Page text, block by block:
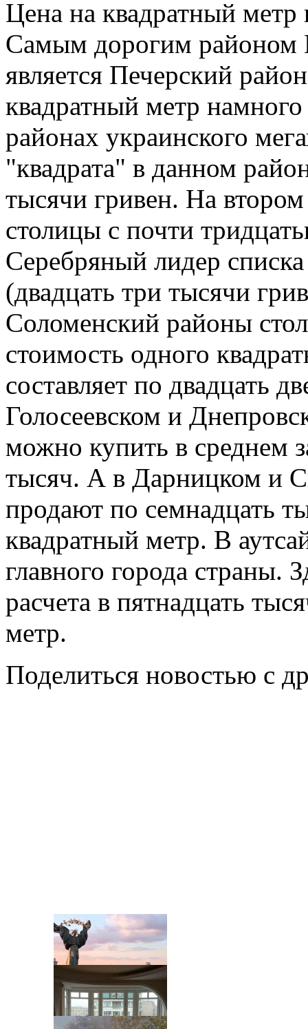
Цена на квадратный
Самым дорогим районом
является Печерский
квадратный метр
районах украинского
"квадрата" в данном
тысячи гривен. На
столицы с почти
Серебряный лидер
(двадцать три тысячи
Соломенский районы
стоимость одного
составляет по двадцать
Голосеевском и
можно купить в среднем
тысяч. А в Дарницком и
продают по семнадцать
квадратный метр. В
главного города страны.
расчета в пятнадцать
метр.
Поделиться новостью с